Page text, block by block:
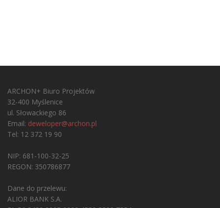
ARCHON+ Biuro Projektów
32-400 Myślenice
ul. Słowackiego 86
Email: deweloper@archon.pl
Tel: 12 372 19 90
NIP: 681-100-32-25
REGON: 350786877
Dane do przelewu:
ALIOR BANK S.A.